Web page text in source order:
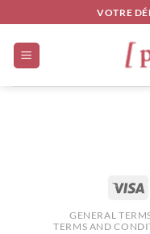
to
content
VOTRE
GENERAL
TERMS AND